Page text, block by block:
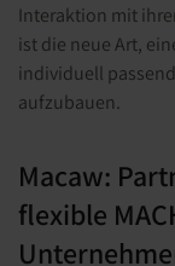
Interaktion mit
ist die neue Art,
individuell
aufzubauen.
Macaw:
flexible